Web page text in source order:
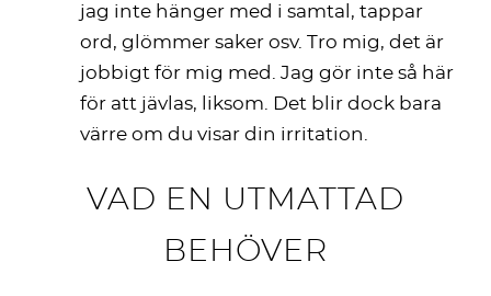
jag inte hänger med i samtal, tappar
ord, glömmer saker osv. Tro mig, det är
jobbigt för mig med. Jag gör inte så här
för att jävlas, liksom. Det blir dock bara
värre om du visar din irritation.
VAD EN UTMATTAD
BEHÖVER